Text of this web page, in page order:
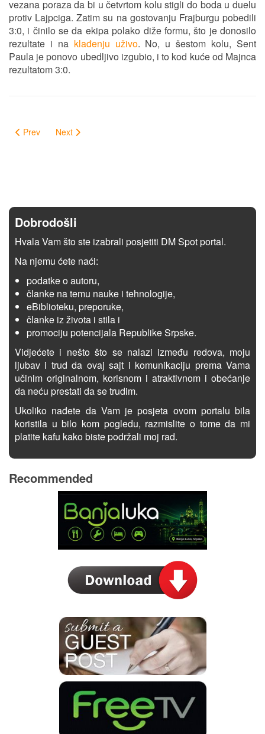
vezana poraza da bi u četvrtom kolu stigli do boda u duelu
protiv Lajpciga. Zatim su na gostovanju Frajburgu pobedili
3:0, i činilo se da ekipa polako diže formu, što je donosilo
rezultate i na klađenju uživo. No, u šestom kolu, Sent
Paula je ponovo ubedljivo izgubio, i to kod kuće od Majnca
rezultatom 3:0.
Prev Next
Dobrodošli
Hvala Vam što ste izabrali posjetiti DM Spot portal.
Na njemu ćete naći:
podatke o autoru,
članke na temu nauke i tehnologije,
eBiblioteku, preporuke,
članke iz života i stila i
promociju potencijala Republike Srpske.
Vidjećete i nešto što se nalazi između redova, moju
ljubav i trud da ovaj sajt i komunikaciju prema Vama
učinim originalnom, korisnom i atraktivnom i obećanje
da neću prestati da se trudim.
Ukoliko nađete da Vam je posjeta ovom portalu bila
koristila u bilo kom pogledu, razmislite o tome da mi
platite kafu kako biste podržali moj rad.
Recommended